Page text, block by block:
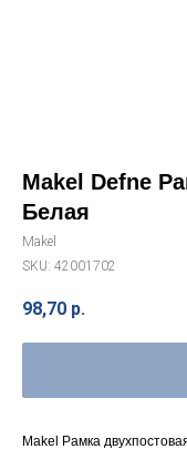
Makel Defne
Белая
Makel
SKU: 42001702
98,70 р.
Makel Рамка